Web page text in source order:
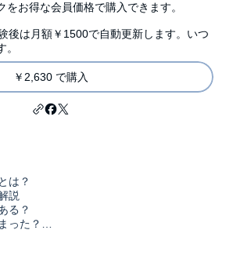
をお得な会員価格で購入できます。
後は月額￥1500で自動更新します。いつ
￥2,630 で購入
は？
説
る？
った？
を伺っていた？
本殿がない？